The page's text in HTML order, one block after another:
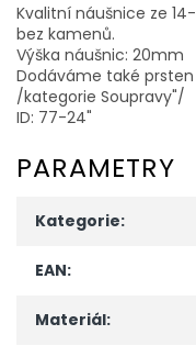
Kvalitní náušnice ze
bez kamenů.
Výška náušnic: 20mm
Dodáváme také
/kategorie Soupravy"/
ID: 77-24"
PARAMETRY
Kategorie:
EAN:
Materiál: